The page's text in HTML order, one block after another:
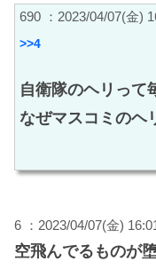
690 ：2023/04/07(金)
>>4
自衛隊のヘリって
なぜマスコミのヘ
6 ：2023/04/07(金)
空飛んでるものが